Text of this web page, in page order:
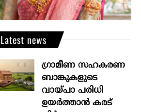
Latest news
ഗ്രാമീണ സഹകരണ
ബാങ്കുകളുടെ
വായ്പാ പരിധി
ഉയർത്താൻ കരട്